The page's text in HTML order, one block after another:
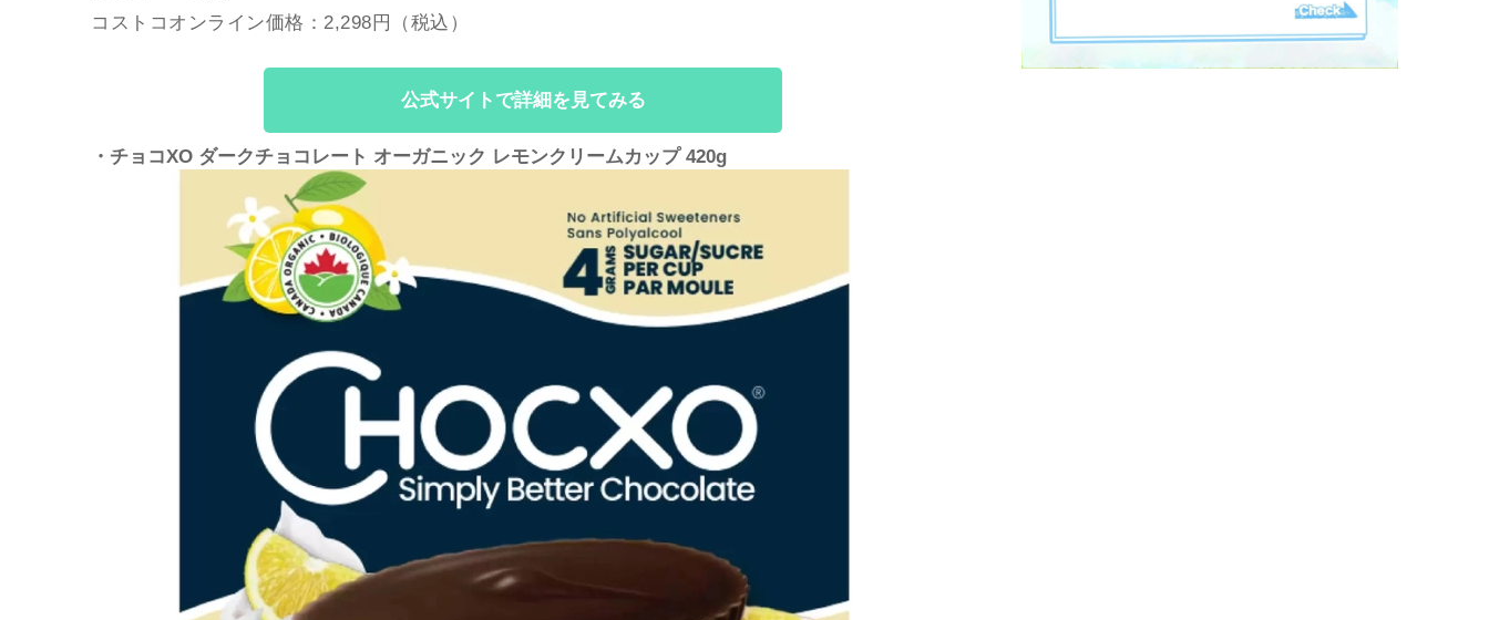
コストコオンライン価格：2,298円（税込）
公式サイトで詳細を見てみる
・チョコXO ダークチョコレート オーガニック レモンクリームカップ 420g